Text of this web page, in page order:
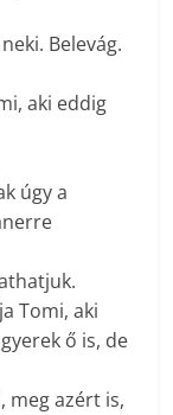
Belevág.
aki eddig
úgy a
Tomi, aki
ő is, de
meg azért is,